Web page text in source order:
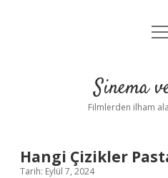
Gizlilik
Yasal
Sinema
Filmlerden ilham
Hangi Çizikler
Tarih: Eylül 7, 2024